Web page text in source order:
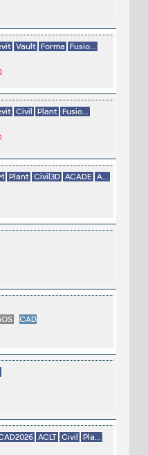
Vault Forma Fusio...
Civil Plant Fusio...
Plant Civil3D ACADE A...
CAD
ACLT Civil Pla...